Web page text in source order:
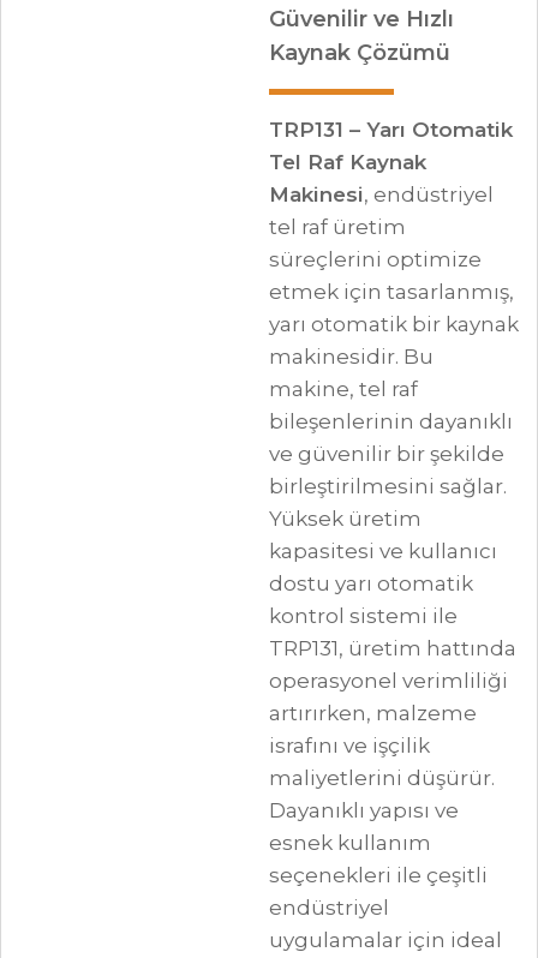
Güvenilir ve Hızlı
Kaynak Çözümü
TRP131 – Yarı Otomatik
Tel Raf Kaynak
Makinesi, endüstriyel
tel raf üretim
süreçlerini optimize
etmek için tasarlanmış,
yarı otomatik bir kaynak
makinesidir. Bu
makine, tel raf
bileşenlerinin dayanıklı
ve güvenilir bir şekilde
birleştirilmesini sağlar.
Yüksek üretim
kapasitesi ve kullanıcı
dostu yarı otomatik
kontrol sistemi ile
TRP131, üretim hattında
operasyonel verimliliği
artırırken, malzeme
israfını ve işçilik
maliyetlerini düşürür.
Dayanıklı yapısı ve
esnek kullanım
seçenekleri ile çeşitli
endüstriyel
uygulamalar için ideal